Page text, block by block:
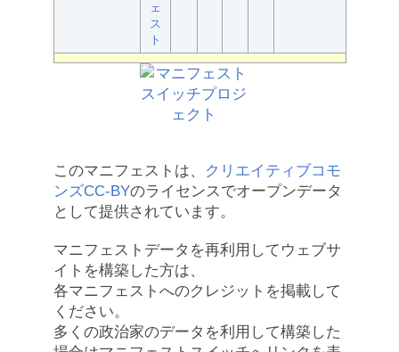
ェ
ス
ト
このマニフェストは、
クリエイティブコモ
ンズCC-BYのライセンスでオープンデータ
として提供されています。
マニフェストデータを再利用してウェブサ
イトを構築した方は、
各マニフェストへのクレジットを掲載して
ください。
多くの政治家のデータを利用して構築した